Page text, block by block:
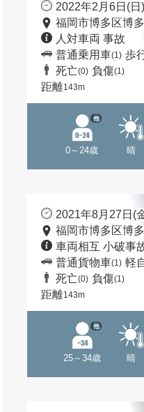
2022年2月6日(日
福岡市博多区博
人対車両 事故
普通乗用車(1) 歩
死亡(0) 負傷(1)
距離143m
0～24歳
他
晴
2021年8月27日(
福岡市博多区博
車両相互 小破事
普通貨物車(1) 軽
死亡(0) 負傷(1)
距離143m
25～34歳
他
晴